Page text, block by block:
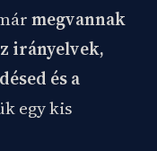
megvannak
irányelvek,
és a
egy kis